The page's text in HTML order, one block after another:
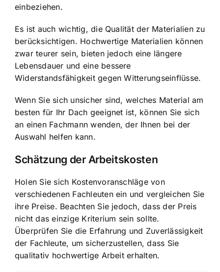
einbeziehen.
Es ist auch wichtig, die Qualität der Materialien zu
berücksichtigen. Hochwertige Materialien können
zwar teurer sein, bieten jedoch eine längere
Lebensdauer und eine bessere
Widerstandsfähigkeit gegen Witterungseinflüsse.
Wenn Sie sich unsicher sind, welches Material am
besten für Ihr Dach geeignet ist, können Sie sich
an einen Fachmann wenden, der Ihnen bei der
Auswahl helfen kann.
Schätzung der Arbeitskosten
Holen Sie sich Kostenvoranschläge von
verschiedenen Fachleuten ein und vergleichen Sie
ihre Preise. Beachten Sie jedoch, dass der Preis
nicht das einzige Kriterium sein sollte.
Überprüfen Sie die Erfahrung und Zuverlässigkeit
der Fachleute, um sicherzustellen, dass Sie
qualitativ hochwertige Arbeit erhalten.